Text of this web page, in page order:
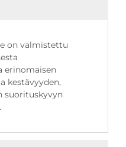
on valmistettu
erinomaisen
kestävyyden,
suorituskyvyn